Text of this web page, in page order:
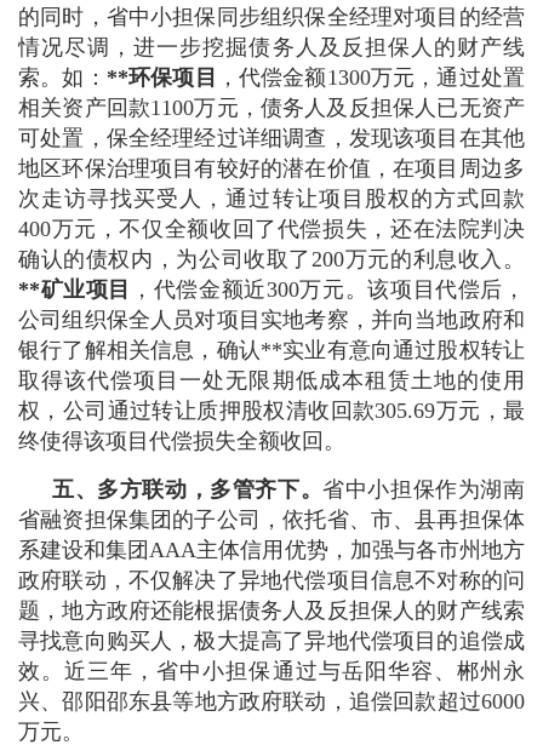
的同时，省中小担保同步组织保全经理对项目的经营
情况尽调，进一步挖掘债务人及反担保人的财产线
索。如： **环保项目
，代偿金额1300万元，通过处置
相关资产回款1100万元，债务人及反担保人已无资产
可处置，保全经理经过详细调查，发现该项目在其他
地区环保治理项目有较好的潜在价值，在项目周边多
次走访寻找买受人，通过转让项目股权的方式回款
400万元，不仅全额收回了代偿损失，还在法院判决
确认的债权内，为公司收取了200万元的利息收入。
**矿业项目
，代偿金额近300万元。该项目代偿后，
公司组织保全人员对项目实地考察，并向当地政府和
银行了解相关信息，确认**实业有意向通过股权转让
取得该代偿项目一处无限期低成本租赁土地的使用
权，公司通过转让质押股权清收回款305.69万元，最
终使得该项目代偿损失全额收回。
五、多方联动，多管齐下。省中小担保作为湖南
省融资担保集团的子公司，依托省、市、县再担保体
系建设和集团AAA主体信用优势，加强与各市州地方
政府联动，不仅解决了异地代偿项目信息不对称的问
题，地方政府还能根据债务人及反担保人的财产线索
寻找意向购买人，极大提高了异地代偿项目的追偿成
效。近三年，省中小担保通过与岳阳华容、郴州永
兴、邵阳邵东县等地方政府联动，追偿回款超过6000
万元。